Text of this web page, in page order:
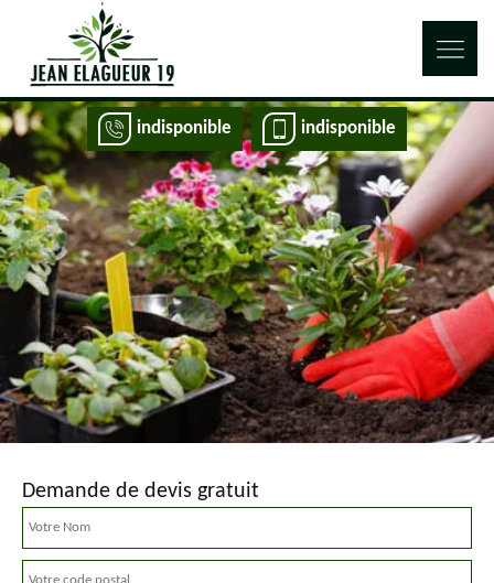
indisponible indisponible
Demande de devis gratuit